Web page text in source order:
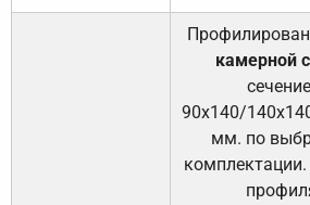
камерной
90х140/
мм. по